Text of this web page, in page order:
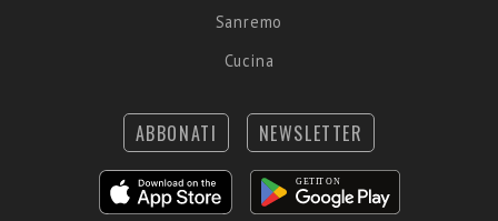
Sanremo
Cucina
ABBONATI NEWSLETTER